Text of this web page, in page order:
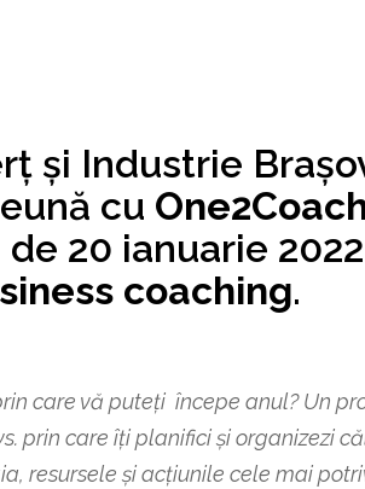
și Industrie
cu
20 ianuarie 2022
coaching.
care vă puteți începe anul? Un
prin care îți planifici și organizezi
resursele și acțiunile cele mai